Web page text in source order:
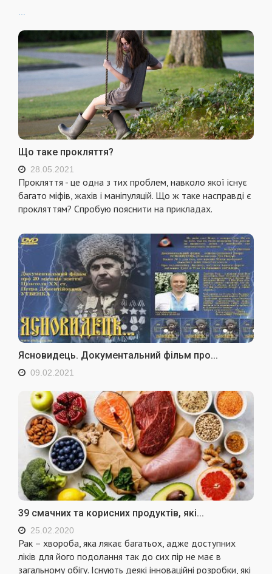
Що таке прокляття?
28.05.2021
Прокляття - це одна з тих проблем, навколо якої існує
багато міфів, жахів і маніпуляцій. Що ж таке насправді є
прокляттям? Спробую пояснити на прикладах.
Ясновидець. Документальний фiльм про...
09.02.2021
39 смачних та корисних продуктів, які...
25.02.2020
Рак – хвороба, яка лякає багатьох, адже доступних
ліків для його подолання так до сих пір не має в
загальному обігу. Існують деякі інноваційні розробки, які